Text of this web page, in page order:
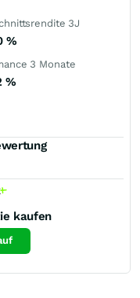
3J
%
3 Monate
%
kaufen